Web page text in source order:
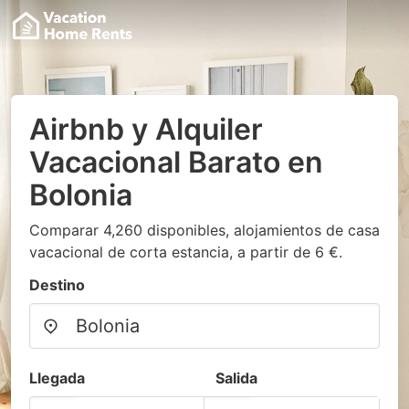
Airbnb y Alquiler
Vacacional Barato en
Bolonia
Comparar 4,260 disponibles, alojamientos de casa
vacacional de corta estancia, a partir de 6 €.
Destino
Llegada Salida